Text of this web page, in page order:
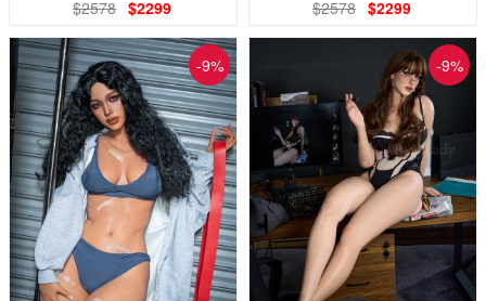
$2578 $2299 $2578 $2299
-9% -9%